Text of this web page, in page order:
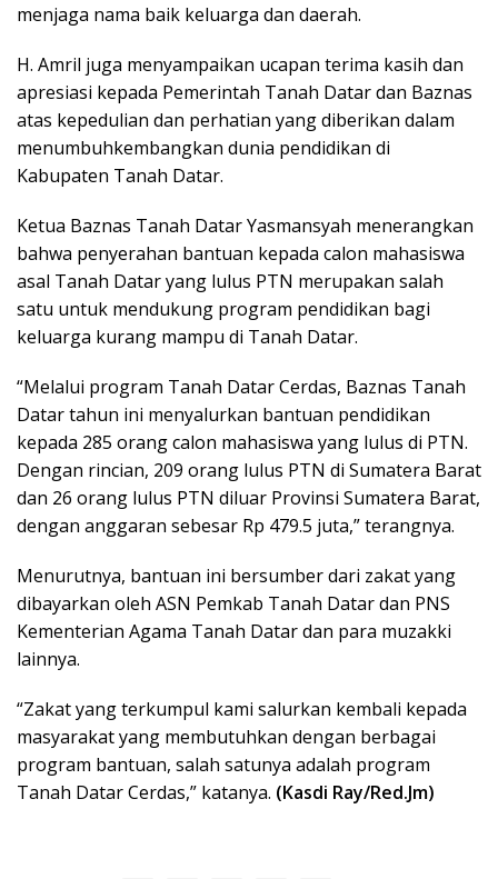
menjaga nama baik keluarga dan daerah.
H. Amril juga menyampaikan ucapan terima kasih dan
apresiasi kepada Pemerintah Tanah Datar dan Baznas
atas kepedulian dan perhatian yang diberikan dalam
menumbuhkembangkan dunia pendidikan di
Kabupaten Tanah Datar.
Ketua Baznas Tanah Datar Yasmansyah menerangkan
bahwa penyerahan bantuan kepada calon mahasiswa
asal Tanah Datar yang lulus PTN merupakan salah
satu untuk mendukung program pendidikan bagi
keluarga kurang mampu di Tanah Datar.
“Melalui program Tanah Datar Cerdas, Baznas Tanah
Datar tahun ini menyalurkan bantuan pendidikan
kepada 285 orang calon mahasiswa yang lulus di PTN.
Dengan rincian, 209 orang lulus PTN di Sumatera Barat
dan 26 orang lulus PTN diluar Provinsi Sumatera Barat,
dengan anggaran sebesar Rp 479.5 juta,” terangnya.
Menurutnya, bantuan ini bersumber dari zakat yang
dibayarkan oleh ASN Pemkab Tanah Datar dan PNS
Kementerian Agama Tanah Datar dan para muzakki
lainnya.
“Zakat yang terkumpul kami salurkan kembali kepada
masyarakat yang membutuhkan dengan berbagai
program bantuan, salah satunya adalah program
Tanah Datar Cerdas,” katanya. (Kasdi Ray/Red.Jm)